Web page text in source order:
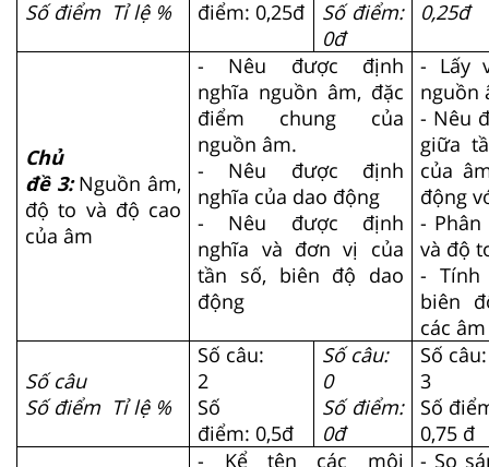
Số điểm Tỉ lệ %
điểm: 0,25đ
Số điểm:
0đ
0,25đ
Chủ
đề 3:Nguồn âm,
độ to và độ cao
của âm
- Nêu được định
nghĩa nguồn âm, đặc
điểm chung của
nguồn âm.
- Nêu được định
nghĩa của dao động
- Nêu được định
nghĩa và đơn vị của
tần số, biên độ dao
động
- Lấy
nguồn
- Nêu
giữa
của
động
-
và độ
- Tính
biên
các
Số câu
Số điểm Tỉ lệ %
Số câu:
2
Số
điểm: 0,5đ
Số câu:
0
Số điểm:
0đ
Số
3
Số
0,75 đ
- Kể tên các môi
- So